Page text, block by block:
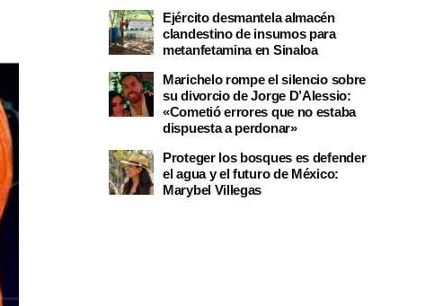
Ejército desmantela almacén
clandestino de insumos para
metanfetamina en Sinaloa
Marichelo rompe el silencio sobre
su divorcio de Jorge D’Alessio:
«Cometió errores que no estaba
dispuesta a perdonar»
Proteger los bosques es defender
el agua y el futuro de México:
Marybel Villegas